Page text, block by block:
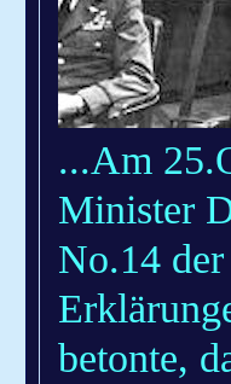
...Am
Minister
No.14
betonte,